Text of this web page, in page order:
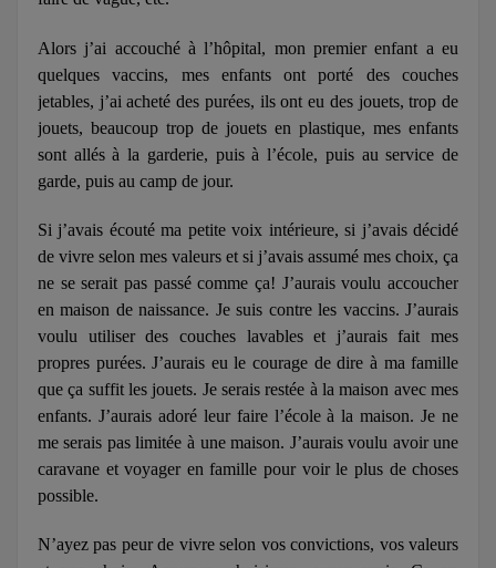
Alors j’ai accouché à l’hôpital, mon premier enfant a eu
quelques vaccins, mes enfants ont porté des couches
jetables, j’ai acheté des purées, ils ont eu des jouets, trop de
jouets, beaucoup trop de jouets en plastique, mes enfants
sont allés à la garderie, puis à l’école, puis au service de
garde, puis au camp de jour.
Si j’avais écouté ma petite voix intérieure, si j’avais décidé
de vivre selon mes valeurs et si j’avais assumé mes choix, ça
ne se serait pas passé comme ça! J’aurais voulu accoucher
en maison de naissance. Je suis contre les vaccins. J’aurais
voulu utiliser des couches lavables et j’aurais fait mes
propres purées. J’aurais eu le courage de dire à ma famille
que ça suffit les jouets. Je serais restée à la maison avec mes
enfants. J’aurais adoré leur faire l’école à la maison. Je ne
me serais pas limitée à une maison. J’aurais voulu avoir une
caravane et voyager en famille pour voir le plus de choses
possible.
N’ayez pas peur de vivre selon vos convictions, vos valeurs